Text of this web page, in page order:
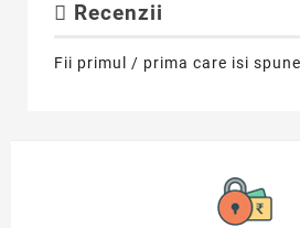
Recenzii
Fii primul / prima care isi